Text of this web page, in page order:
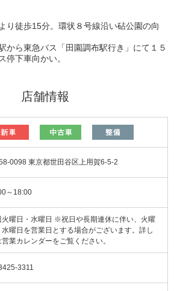
り徒歩15分。環状８号線沿い砧公園の向
から東急バス「田園調布駅行き」にて１５
停下車向かい。
店舗情報
0098 東京都世田谷区上用賀6-5-2
～18:00
火曜日・水曜日 ※祝日や長期連休に伴い、火曜
水曜日を営業日とする場合がございます。詳し
営業カレンダーをご覧ください。
3311